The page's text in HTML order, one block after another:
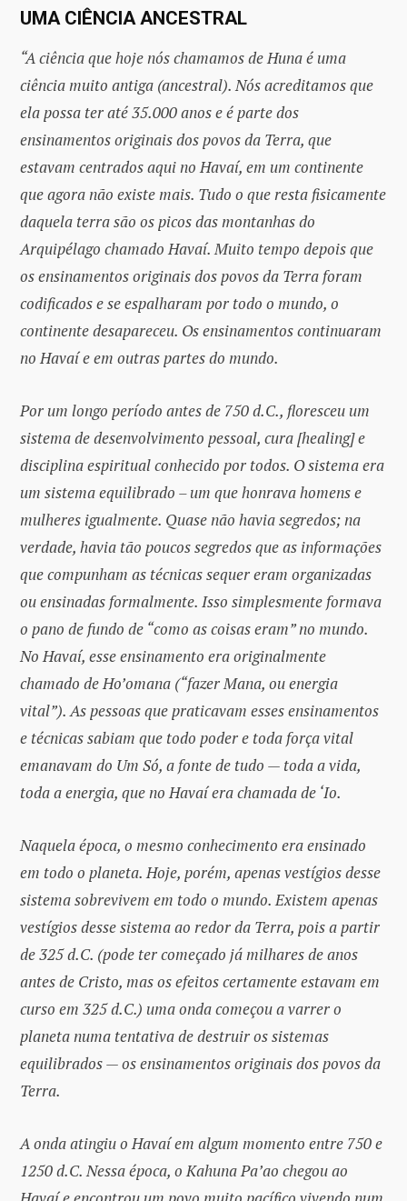
UMA CIÊNCIA ANCESTRAL
“A ciência que hoje nós chamamos de Huna é uma
ciência muito antiga (ancestral). Nós acreditamos que
ela possa ter até 35.000 anos e é parte dos
ensinamentos originais dos povos da Terra, que
estavam centrados aqui no Havaí, em um continente
que agora não existe mais. Tudo o que resta fisicamente
daquela terra são os picos das montanhas do
Arquipélago chamado Havaí. Muito tempo depois que
os ensinamentos originais dos povos da Terra foram
codificados e se espalharam por todo o mundo, o
continente desapareceu. Os ensinamentos continuaram
no Havaí e em outras partes do mundo.
Por um longo período antes de 750 d.C., floresceu um
sistema de desenvolvimento pessoal, cura [healing] e
disciplina espiritual conhecido por todos. O sistema era
um sistema equilibrado – um que honrava homens e
mulheres igualmente. Quase não havia segredos; na
verdade, havia tão poucos segredos que as informações
que compunham as técnicas sequer eram organizadas
ou ensinadas formalmente. Isso simplesmente formava
o pano de fundo de “como as coisas eram” no mundo.
No Havaí, esse ensinamento era originalmente
chamado de Ho’omana (“fazer Mana, ou energia
vital”). As pessoas que praticavam esses ensinamentos
e técnicas sabiam que todo poder e toda força vital
emanavam do Um Só, a fonte de tudo — toda a vida,
toda a energia, que no Havaí era chamada de ‘Io.
Naquela época, o mesmo conhecimento era ensinado
em todo o planeta. Hoje, porém, apenas vestígios desse
sistema sobrevivem em todo o mundo. Existem apenas
vestígios desse sistema ao redor da Terra, pois a partir
de 325 d.C. (pode ter começado já milhares de anos
antes de Cristo, mas os efeitos certamente estavam em
curso em 325 d.C.) uma onda começou a varrer o
planeta numa tentativa de destruir os sistemas
equilibrados — os ensinamentos originais dos povos da
Terra.
A onda atingiu o Havaí em algum momento entre 750 e
1250 d.C. Nessa época, o Kahuna Pa’ao chegou ao